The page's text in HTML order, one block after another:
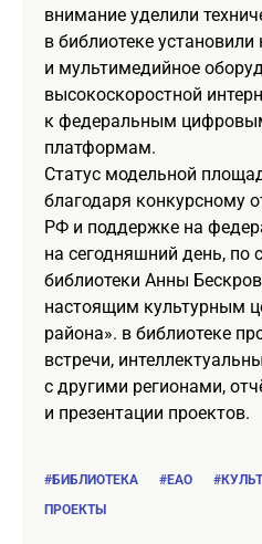
внимание уделили
в библиотеке
и мультимедийное
высокоскоростной
к федеральным
платформам.
Статус модельной
благодаря конкурсному
РФ и поддержке на
на сегодняшний день, по
библиотеки Анны
настоящим культурным
района». в библиотеке
встречи,
с другими регионами,
и презентации проектов.
#БИБЛИОТЕКА #ЕАО
ПРОЕКТЫ